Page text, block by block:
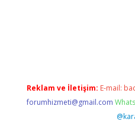
Reklam ve İletişim: E-mail:
forumhizmeti@gmail.com